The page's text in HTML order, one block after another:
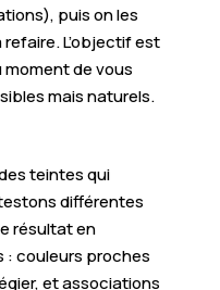
puis on les
L’objectif est
de vous
mais naturels.
teintes qui
différentes
résultat en
couleurs proches
et associations